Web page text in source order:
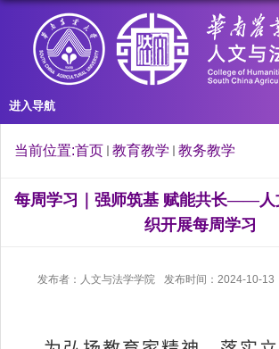
进入导航
当前位置:首页 教育教学 教务教学
每周学习｜强师筑基 赋能共长——人
织开展每周学习
发布者：人文与法学学院 发布时间：2024-10-13